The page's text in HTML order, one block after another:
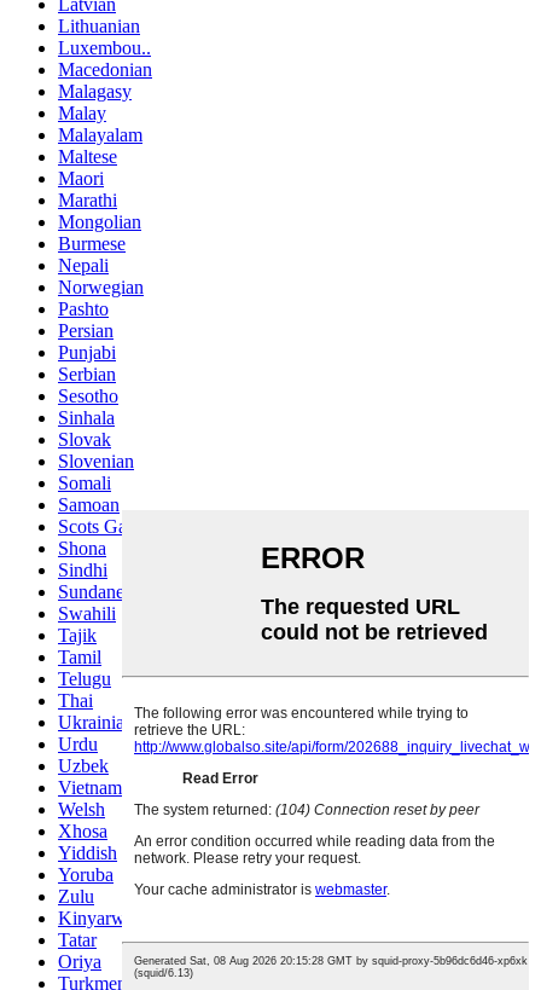
Latvian
Lithuanian
Luxembou..
Macedonian
Malagasy
Malay
Malayalam
Maltese
Maori
Marathi
Mongolian
Burmese
Nepali
Norwegian
Pashto
Persian
Punjabi
Serbian
Sesotho
Sinhala
Slovak
Slovenian
Somali
Samoan
Scots Gaelic
Shona
Sindhi
Sundanese
Swahili
Tajik
Tamil
Telugu
Thai
Ukrainian
Urdu
Uzbek
Vietnamese
Welsh
Xhosa
Yiddish
Yoruba
Zulu
Kinyarwanda
Tatar
Oriya
Turkmen